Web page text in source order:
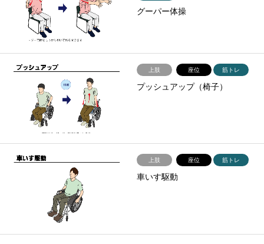
グーパー体操
上肢 座位 筋トレ
プッシュアップ（椅子）
上肢 座位 筋トレ
車いす駆動